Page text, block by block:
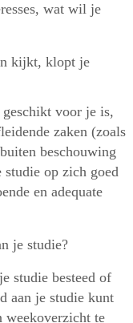
wat wil je
kijkt, klopt je
voor je is,
zaken (zoals
beschouwing
op zich goed
en adequate
je studie?
studie besteed of
aan je studie kunt
weekoverzicht te